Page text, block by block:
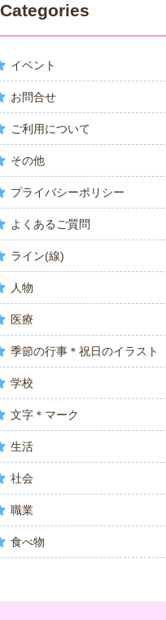
Categories
イベント
お問合せ
ご利用について
その他
プライバシーポリシー
よくあるご質問
ライン(線)
人物
医療
季節の行事＊祝日のイラスト
学校
文字＊マーク
生活
社会
職業
食べ物